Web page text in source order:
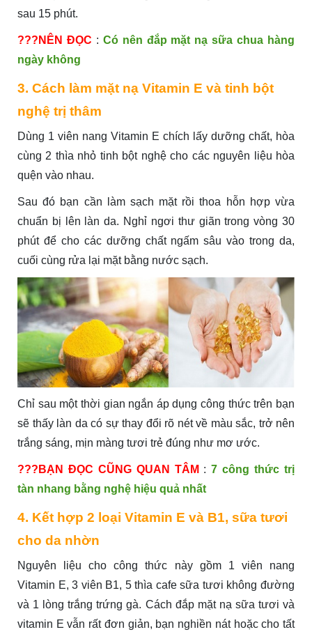
sau 15 phút.
???NÊN ĐỌC : Có nên đắp mặt nạ sữa chua hàng
ngày không
3. Cách làm mặt nạ Vitamin E và tinh bột
nghệ trị thâm
Dùng 1 viên nang Vitamin E chích lấy dưỡng chất, hòa
cùng 2 thìa nhỏ tinh bột nghệ cho các nguyên liệu hòa
quện vào nhau.
Sau đó bạn cần làm sạch mặt rồi thoa hỗn hợp vừa
chuẩn bị lên làn da. Nghỉ ngơi thư giãn trong vòng 30
phút để cho các dưỡng chất ngấm sâu vào trong da,
cuối cùng rửa lại mặt bằng nước sạch.
Chỉ sau một thời gian ngắn áp dụng công thức trên bạn
sẽ thấy làn da có sự thay đổi rõ nét về màu sắc, trở nên
trắng sáng, mịn màng tươi trẻ đúng như mơ ước.
?️?️?️BẠN ĐỌC CŨNG QUAN TÂM :7 công thức trị
tàn nhang bằng nghệ hiệu quả nhất
4. Kết hợp 2 loại Vitamin E và B1, sữa tươi
cho da nhờn
Nguyên liệu cho công thức này gồm 1 viên nang
Vitamin E, 3 viên B1, 5 thìa cafe sữa tươi không đường
và 1 lòng trắng trứng gà. Cách đắp mặt nạ sữa tươi và
vitamin E vẫn rất đơn giản, bạn nghiền nát hoặc cho tất